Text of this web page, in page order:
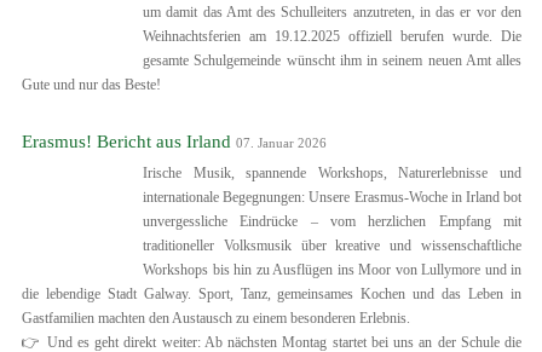
um damit das Amt des Schulleiters anzutreten, in das er vor den
Weihnachtsferien am 19.12.2025 offiziell berufen wurde. Die
gesamte Schulgemeinde wünscht ihm in seinem neuen Amt alles
Gute und nur das Beste!
Erasmus! Bericht aus Irland 07. Januar 2026
Irische Musik, spannende Workshops, Naturerlebnisse und
internationale Begegnungen: Unsere Erasmus-Woche in Irland bot
unvergessliche Eindrücke – vom herzlichen Empfang mit
traditioneller Volksmusik über kreative und wissenschaftliche
Workshops bis hin zu Ausflügen ins Moor von Lullymore und in
die lebendige Stadt Galway. Sport, Tanz, gemeinsames Kochen und das Leben in
Gastfamilien machten den Austausch zu einem besonderen Erlebnis.
👉 Und es geht direkt weiter: Ab nächsten Montag startet bei uns an der Schule die